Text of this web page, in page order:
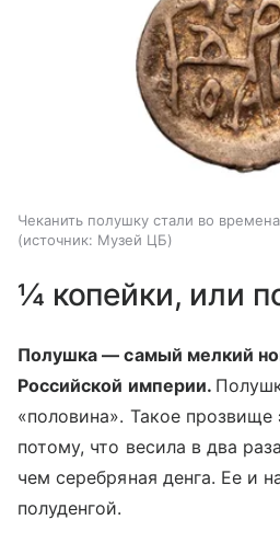
Чеканить полушку стали во
источник: Музей ЦБ
¼ копейки, или
Полушка — самый мелкий
Российской империи.
«половина». Такое прозвище
потому, что весила в два
чем серебряная денга. Ее и
полуденгой.